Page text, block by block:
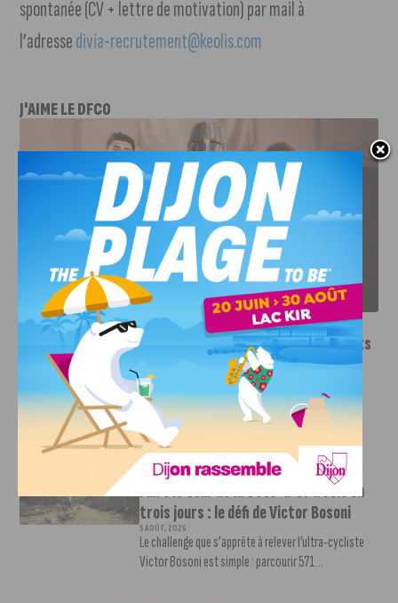
spontanée (CV + lettre de motivation) par mail à
l’adressedivia-recrutement@keolis.com
J'AIME LE DFCO
LE DFCO DÉVOILE SES NOUVEAUX MAILLOTS POUR LA
SAISON 2026-2027
INFOS,SPORT
Le DFCO dévoile ses nouveaux maillots
pour la saison 2026-2027
6 AOÛT, 2026
Le club dijonnais a présenté ses nouveaux maillots
pour son retour en Ligue 2....
INFOS,SPORT
Faire le tour de la Côte-d’Or à vélo en
trois jours : le défi de Victor Bosoni
5 AOÛT, 2026
Le challenge que s’apprête à relever l’ultra-cycliste
Victor Bosoni est simple : parcourir 571...